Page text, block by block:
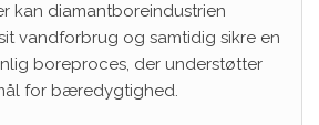
kan diamantboreindustrien
vandforbrug og samtidig sikre en
boreproces, der understøtter
for bæredygtighed.